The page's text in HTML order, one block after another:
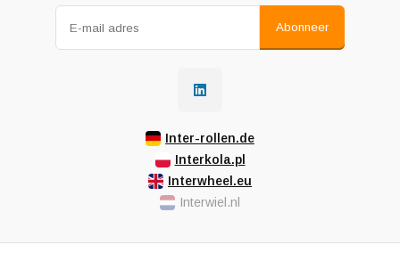
Abonneer
Inter-rollen.de
Interkola.pl
Interwheel.eu
Interwiel.nl